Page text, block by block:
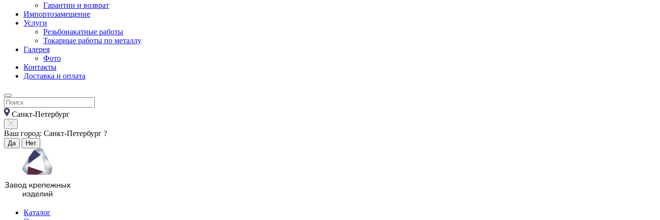
Гарантии и возврат
Импортозамещение
Услуги
Резьбонакатные работы
Токарные работы по металлу
Галерея
Фото
Контакты
Доставка и оплата
Санкт-Петербург
Ваш город: Санкт-Петербург ?
Да Нет
Каталог